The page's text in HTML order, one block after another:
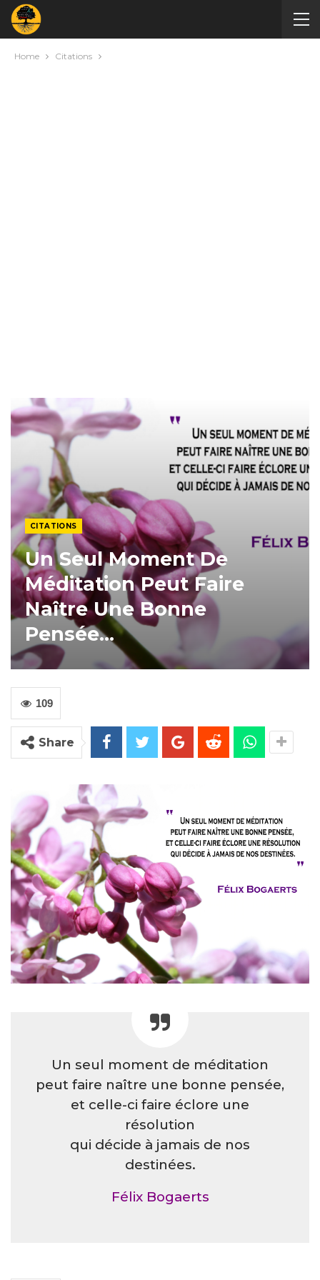
Home Citations
CITATIONS
Un Seul Moment De
Méditation Peut Faire
Naître Une Bonne
Pensée…
109
Share
Un seul moment de méditation
peut faire naître une bonne pensée,
et celle-ci faire éclore une
résolution
qui décide à jamais de nos
destinées.
Félix Bogaerts